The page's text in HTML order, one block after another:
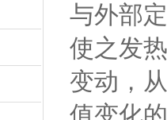
与外部
使之发
变动，